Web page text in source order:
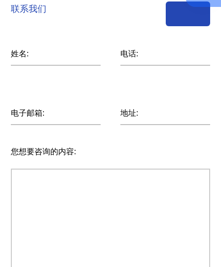
联系我们
姓名: 电话:
电子邮箱: 地址:
您想要咨询的内容: